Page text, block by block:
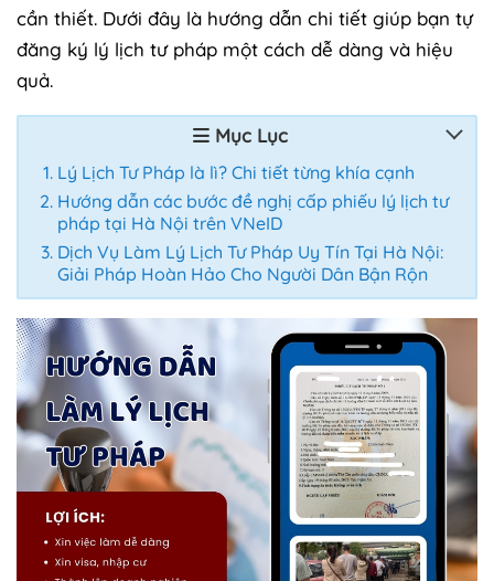
cần thiết. Dưới đây là hướng dẫn chi tiết giúp bạn tự
đăng ký lý lịch tư pháp một cách dễ dàng và hiệu
quả.
Mục Lục
Lý Lịch Tư Pháp là lì? Chi tiết từng khía cạnh
Hướng dẫn các bước đề nghị cấp phiếu lý lịch tư
pháp tại Hà Nội trên VNeID
Dịch Vụ Làm Lý Lịch Tư Pháp Uy Tín Tại Hà Nội:
Giải Pháp Hoàn Hảo Cho Người Dân Bận Rộn